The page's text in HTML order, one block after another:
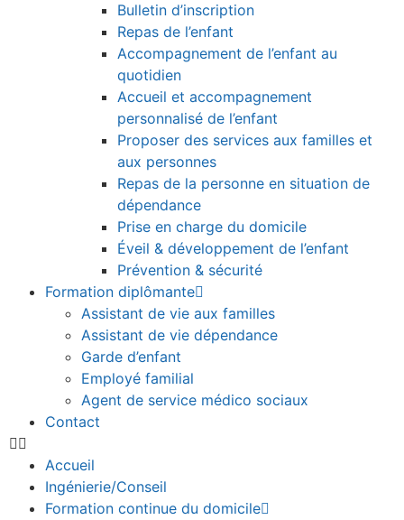
Bulletin d’inscription
Repas de l’enfant
Accompagnement de l’enfant au
quotidien
Accueil et accompagnement
personnalisé de l’enfant
Proposer des services aux familles et
aux personnes
Repas de la personne en situation de
dépendance
Prise en charge du domicile
Éveil & développement de l’enfant
Prévention & sécurité
Formation diplômante
Assistant de vie aux familles
Assistant de vie dépendance
Garde d’enfant
Employé familial
Agent de service médico sociaux
Contact
Accueil
Ingénierie/Conseil
Formation continue du domicile